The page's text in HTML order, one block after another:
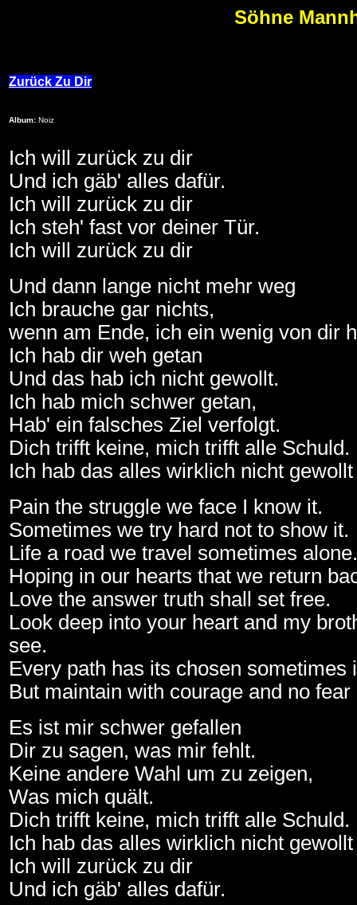
Söhne
Zurück Zu Dir
Album: Noiz
Ich will zurück zu dir
Und ich gäb' alles dafür.
Ich will zurück zu dir
Ich steh' fast vor deiner Tür.
Ich will zurück zu dir
Und dann lange nicht mehr weg
Ich brauche gar nichts,
wenn am Ende, ich ein wenig von dir
Ich hab dir weh getan
Und das hab ich nicht gewollt.
Ich hab mich schwer getan,
Hab' ein falsches Ziel verfolgt.
Dich trifft keine, mich trifft alle Schuld.
Ich hab das alles wirklich nicht gewollt
Pain the struggle we face I know it.
Sometimes we try hard not to show it.
Life a road we travel sometimes alone.
Hoping in our hearts that we return
Love the answer truth shall set free.
Look deep into your heart and my
see.
Every path has its chosen sometimes
But maintain with courage and no fear
Es ist mir schwer gefallen
Dir zu sagen, was mir fehlt.
Keine andere Wahl um zu zeigen,
Was mich quält.
Dich trifft keine, mich trifft alle Schuld.
Ich hab das alles wirklich nicht gewollt
Ich will zurück zu dir
Und ich gäb' alles dafür.